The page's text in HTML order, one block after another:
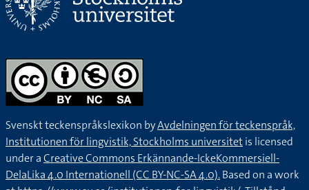
Svenskt teckenspråkslexikon byAvdelningen för teckenspråk,
Institutionen för lingvistik, Stockholms universitetis licensed
under aCreative Commons Erkännande-IckeKommersiell-
DelaLika 4.0 Internationell (CC BY-NC-SA 4.0).Based on a work